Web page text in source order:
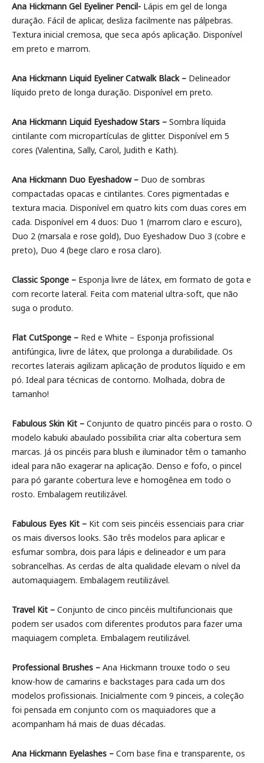
Ana Hickmann Gel Eyeliner Pencil- Lápis em gel de longa
duração. Fácil de aplicar, desliza facilmente nas pálpebras.
Textura inicial cremosa, que seca após aplicação. Disponível
em preto e marrom.
Ana Hickmann Liquid Eyeliner Catwalk Black – Delineador
líquido preto de longa duração. Disponível em preto.
Ana Hickmann Liquid Eyeshadow Stars – Sombra líquida
cintilante com micropartículas de glitter. Disponível em 5
cores (Valentina, Sally, Carol, Judith e Kath).
Ana Hickmann Duo Eyeshadow – Duo de sombras
compactadas opacas e cintilantes. Cores pigmentadas e
textura macia. Disponível em quatro kits com duas cores em
cada. Disponível em 4 duos: Duo 1 (marrom claro e escuro),
Duo 2 (marsala e rose gold), Duo Eyeshadow Duo 3 (cobre e
preto), Duo 4 (bege claro e rosa claro).
Classic Sponge – Esponja livre de látex, em formato de gota e
com recorte lateral. Feita com material ultra-soft, que não
suga o produto.
Flat CutSponge – Red e White – Esponja profissional
antifúngica, livre de látex, que prolonga a durabilidade. Os
recortes laterais agilizam aplicação de produtos líquido e em
pó. Ideal para técnicas de contorno. Molhada, dobra de
tamanho!
Fabulous Skin Kit – Conjunto de quatro pincéis para o rosto. O
modelo kabuki abaulado possibilita criar alta cobertura sem
marcas. Já os pincéis para blush e iluminador têm o tamanho
ideal para não exagerar na aplicação. Denso e fofo, o pincel
para pó garante cobertura leve e homogênea em todo o
rosto. Embalagem reutilizável.
Fabulous Eyes Kit – Kit com seis pincéis essenciais para criar
os mais diversos looks. São três modelos para aplicar e
esfumar sombra, dois para lápis e delineador e um para
sobrancelhas. As cerdas de alta qualidade elevam o nível da
automaquiagem. Embalagem reutilizável.
Travel Kit – Conjunto de cinco pincéis multifuncionais que
podem ser usados com diferentes produtos para fazer uma
maquiagem completa. Embalagem reutilizável.
Professional Brushes – Ana Hickmann trouxe todo o seu
know-how de camarins e backstages para cada um dos
modelos profissionais. Inicialmente com 9 pinceis, a coleção
foi pensada em conjunto com os maquiadores que a
acompanham há mais de duas décadas.
Ana Hickmann Eyelashes – Com base fina e transparente, os